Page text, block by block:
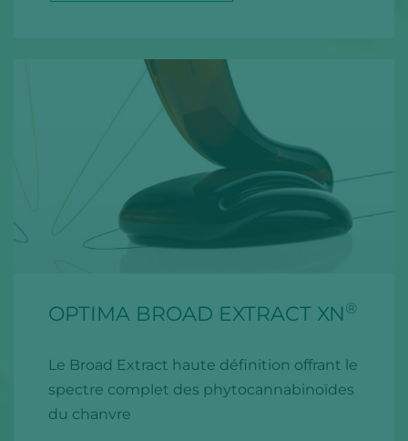
OPTIMA BROAD EXTRACT XN®
Le Broad Extract haute définition offrant le
spectre complet des phytocannabinoïdes
du chanvre